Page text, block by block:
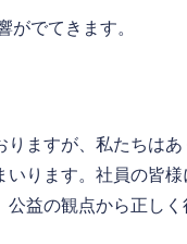
でてきます。
ますが、私たちは
ります。社員の皆様
益の観点から正し